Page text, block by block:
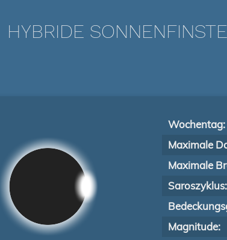
HYBRIDE
Wochentag:
Maximale
Maximale
Saroszyklus:
Magnitude: